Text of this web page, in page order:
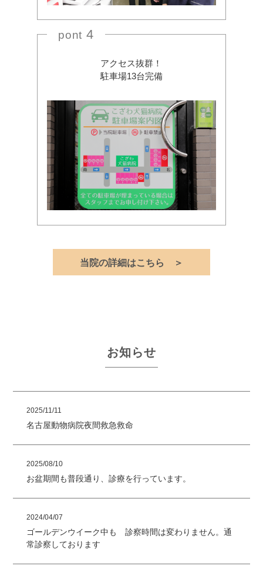
pont 4
アクセス抜群！
駐車場13台完備
当院の詳細はこちら ＞
お知らせ
2025/11/11
名古屋動物病院夜間救急救命
2025/08/10
お盆期間も普段通り、診療を行っています。
2024/04/07
ゴールデンウイーク中も 診察時間は変わりません。通
常診察しております